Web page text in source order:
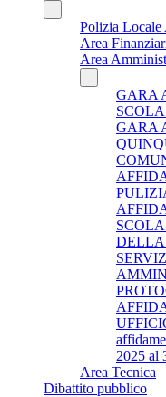
Polizia Locale
Area
Area
GARA
GARA
DELLA
2025 al
Area Tecnica
Dibattito pubblico